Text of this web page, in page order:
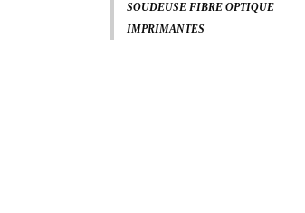
SOUDEUSE FIBRE OPTIQUE
IMPRIMANTES